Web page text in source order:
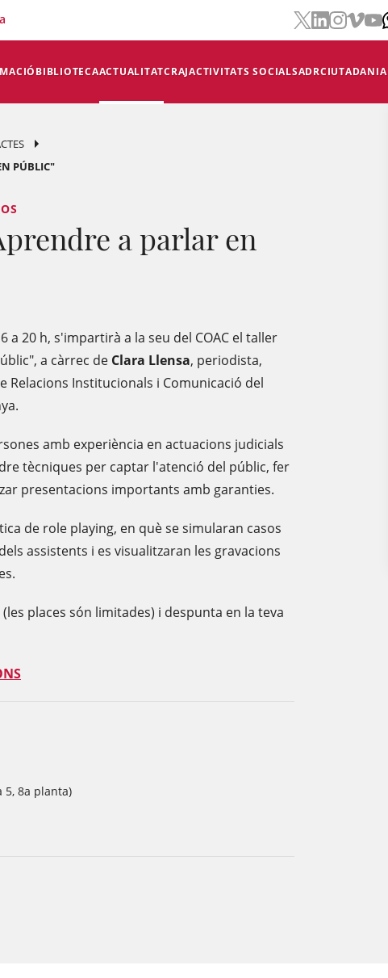
BIBLIOTECAACTUALITATCRAJACTIVITATS SOCIALSADRCIUTADANIA
PÚBLIC"
a parlar en
a 20 h, s'impartirà a la seu del COAC el taller
a càrrec de Clara Llensa, periodista,
Institucionals i Comunicació del
amb experiència en actuacions judicials
tècniques per captar l'atenció del públic, fer
presentacions importants amb garanties.
de role playing, en què se simularan casos
assistents i es visualitzaran les gravacions
places són limitades) i despunta en la teva
5, 8a planta)